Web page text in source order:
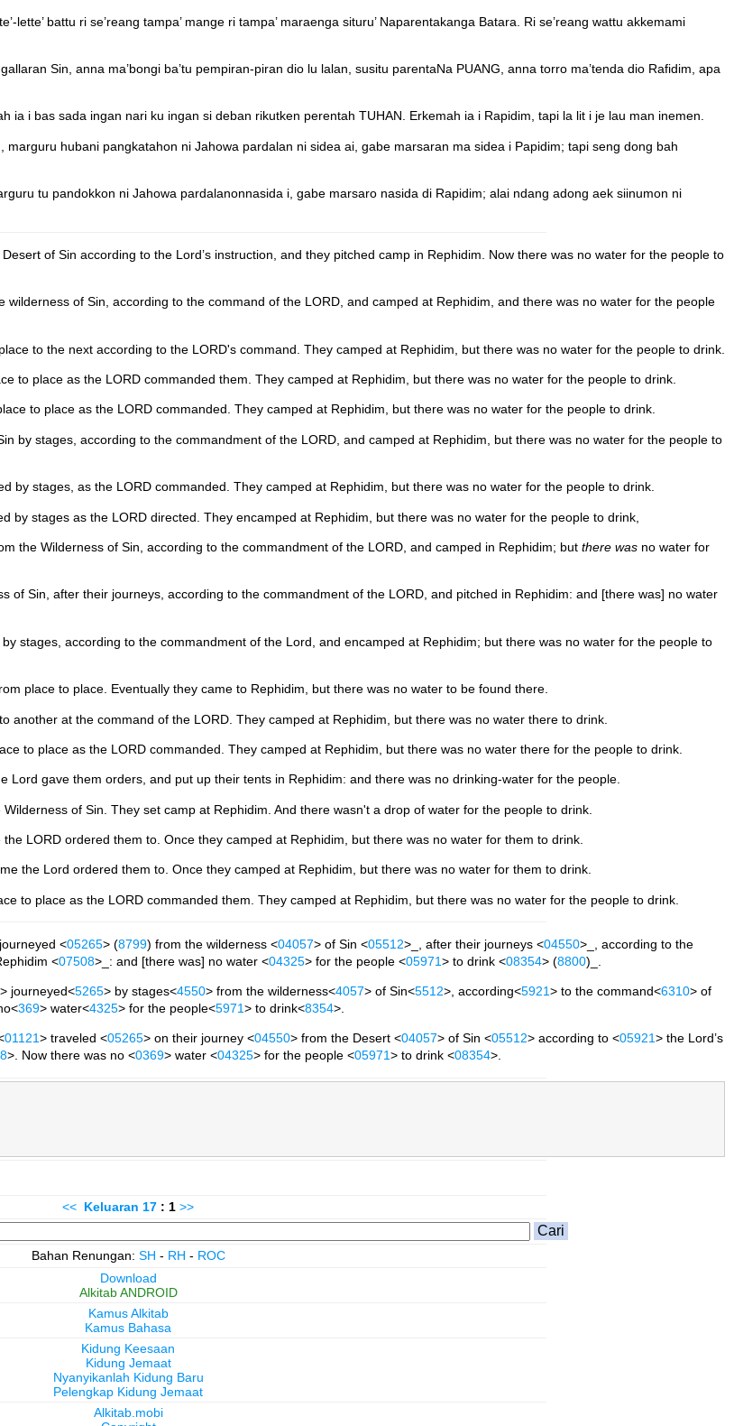
lette’ battu ri se’reang tampa’ mange ri tampa’ maraenga situru’ Naparentakanga Batara. Ri se’reang wattu akkemami
Sin, anna ma’bongi ba’tu pempiran-piran dio lu lalan, susitu parentaNa PUANG, anna torro ma’tenda dio Rafidim, apa
ia i bas sada ingan nari ku ingan si deban rikutken perentah TUHAN. Erkemah ia i Rapidim, tapi la lit i je lau man inemen.
hubani pangkatahon ni Jahowa pardalan ni sidea ai, gabe marsaran ma sidea i Papidim; tapi seng dong bah
tu pandokkon ni Jahowa pardalanonnasida i, gabe marsaro nasida di Rapidim; alai ndang adong aek siinumon ni
of Sin according to the Lord’s instruction, and they pitched camp in Rephidim. Now there was no water for the people to
of Sin, according to the command of the LORD, and camped at Rephidim, and there was no water for the people
to the next according to the LORD's command. They camped at Rephidim, but there was no water for the people to drink.
to place as the LORD commanded them. They camped at Rephidim, but there was no water for the people to drink.
to place as the LORD commanded. They camped at Rephidim, but there was no water for the people to drink.
by stages, according to the commandment of the LORD, and camped at Rephidim, but there was no water for the people to
by stages, as the LORD commanded. They camped at Rephidim, but there was no water for the people to drink.
by stages as the LORD directed. They encamped at Rephidim, but there was no water for the people to drink,
the Wilderness of Sin, according to the commandment of the LORD, and camped in Rephidim; but there was no water for
of Sin, after their journeys, according to the commandment of the LORD, and pitched in Rephidim: and [there was] no water
stages, according to the commandment of the Lord, and encamped at Rephidim; but there was no water for the people to
place to place. Eventually they came to Rephidim, but there was no water to be found there.
at the command of the LORD. They camped at Rephidim, but there was no water there to drink.
to place as the LORD commanded. They camped at Rephidim, but there was no water there for the people to drink.
gave them orders, and put up their tents in Rephidim: and there was no drinking-water for the people.
of Sin. They set camp at Rephidim. And there wasn't a drop of water for the people to drink.
LORD ordered them to. Once they camped at Rephidim, but there was no water for them to drink.
the Lord ordered them to. Once they camped at Rephidim, but there was no water for them to drink.
to place as the LORD commanded them. They camped at Rephidim, but there was no water for the people to drink.
<05265> (8799) from the wilderness <04057> of Sin <05512>_, after their journeys <04550>_, according to the
<07508>_: and [there was] no water <04325> for the people <05971> to drink <08354> (8800)_.
> journeyed<5265> by stages<4550> from the wilderness<4057> of Sin<5512>, according<5921> to the command<6310> of
369> water<4325> for the people<5971> to drink<8354>.
01121> traveled <05265> on their journey <04550> from the Desert <04057> of Sin <05512> according to <05921> the Lord’s
>. Now there was no <0369> water <04325> for the people <05971> to drink <08354>.
<< Keluaran 17 : 1 >>
Bahan Renungan: SH - RH - ROC
Download
Alkitab ANDROID
Kamus Alkitab
Kamus Bahasa
Kidung Keesaan
Kidung Jemaat
Nyanyikanlah Kidung Baru
Pelengkap Kidung Jemaat
Alkitab.mobi